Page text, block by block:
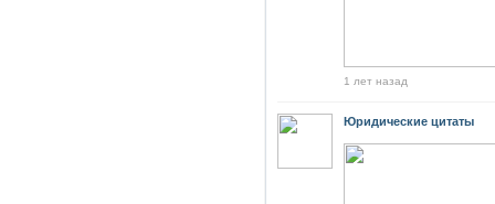
1 лет назад
Юридические цитаты